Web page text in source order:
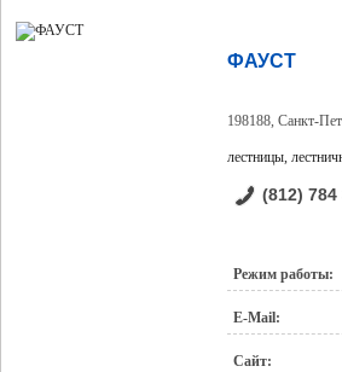
ФАУСТ
198188, Санкт-
лестницы,
(812) 784
Режим работы:
E-Mail:
Сайт: